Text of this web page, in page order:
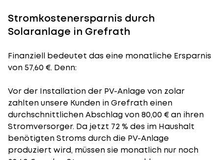
Stromkostenersparnis durch
Solaranlage in Grefrath
Finanziell bedeutet das eine monatliche Ersparnis
von 57,60 €. Denn:
Vor der Installation der PV-Anlage von zolar
zahlten unsere Kunden in Grefrath einen
durchschnittlichen Abschlag von 80,00 € an ihren
Stromversorger. Da jetzt 72 % des im Haushalt
benötigten Stroms durch die PV-Anlage
produziert wird, müssen sie monatlich nur noch